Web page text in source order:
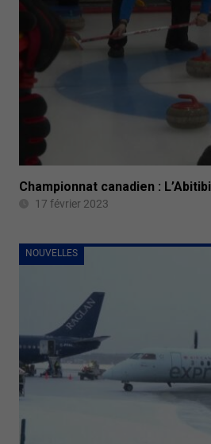
Championnat canadien :
17 février 2023
NOUVELLES